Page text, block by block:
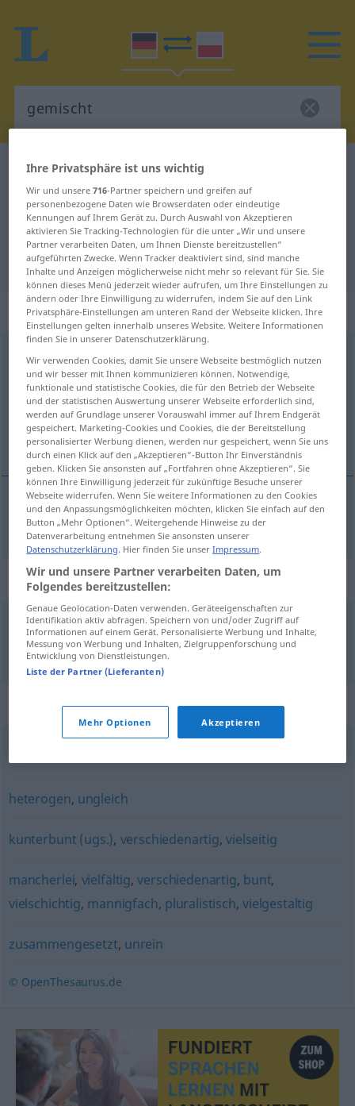
Deutsch-Polnisch Wörterbuch
Deutsch-Polnisch Übersetzung für
"gemischt"
"gemischt" Polnisch Übersetzung
„gemischt“: Adjektiv
gemischt adj
Übersicht aller Übersetzungen
(Für mehr Details die Übersetzung anklicken/antippen)
mieszany
mieszany gemischt
Beispielsätze für "gemischt"
buntgemischt
rozmaity
Synonyme für "gemischt"
meliert
heterogen, ungleich
kunterbunt (ugs.), verschiedenartig,vielseitig
mancherlei, vielfältig,verschiedenartig, bunt,
vielschichtig, mannigfach, pluralistisch,vielgestaltig
zusammengesetzt, unrein
© OpenThesaurus.de
Ihre Privatsphäre ist uns wichtig
Wir und unsere716-Partner speichern und greifen auf
personenbezogene Daten wie Browserdaten oder eindeutige
Kennungen auf Ihrem Gerät zu. Durch Auswahl von Akzeptieren
aktivieren Sie Tracking-Technologien für die unter „Wir und unsere
Partner verarbeiten Daten, um Ihnen Dienste bereitzustellen“
aufgeführten Zwecke. Wenn Tracker deaktiviert sind, sind manche
Inhalte und Anzeigen möglicherweise nicht mehr so relevant für Sie. Sie
können dieses Menü jederzeit wieder aufrufen, um Ihre Einstellungen zu
ändern oder Ihre Einwilligung zu widerrufen, indem Sie auf den Link
Privatsphäre-Einstellungen am unteren Rand der Webseite klicken. Ihre
Einstellungen gelten innerhalb unseres Website. Weitere Informationen
finden Sie in unserer Datenschutzerklärung.
Wir verwenden Cookies, damit Sie unsere Webseite bestmöglich nutzen
und wir besser mit Ihnen kommunizieren können. Notwendige,
funktionale und statistische Cookies, die für den Betrieb der Webseite
und der statistischen Auswertung unserer Webseite erforderlich sind,
werden auf Grundlage unserer Vorauswahl immer auf Ihrem Endgerät
gespeichert. Marketing-Cookies und Cookies, die der Bereitstellung
personalisierter Werbung dienen, werden nur gespeichert, wenn Sie uns
durch einen Klick auf den „Akzeptieren“-Button Ihr Einverständnis
geben. Klicken Sie ansonsten auf „Fortfahren ohne Akzeptieren“. Sie
können Ihre Einwilligung jederzeit für zukünftige Besuche unserer
Webseite widerrufen. Wenn Sie weitere Informationen zu den Cookies
und den Anpassungsmöglichkeiten möchten, klicken Sie einfach auf den
Button „Mehr Optionen“. Weitergehende Hinweise zu der
Datenverarbeitung entnehmen Sie ansonsten unserer
Datenschutzerklärung. Hier finden Sie unserImpressum.
Wir und unsere Partner verarbeiten Daten, um
Folgendes bereitzustellen:
Genaue Geolocation-Daten verwenden. Geräteeigenschaften zur
Identifikation aktiv abfragen. Speichern von und/oder Zugriff auf
Informationen auf einem Gerät. Personalisierte Werbung und Inhalte,
Messung von Werbung und Inhalten, Zielgruppenforschung und
Entwicklung von Dienstleistungen.
Liste der Partner (Lieferanten)
Mehr Optionen Akzeptieren